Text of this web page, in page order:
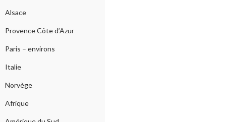
Alsace
Provence Côte d’Azur
Paris – environs
Italie
Norvège
Afrique